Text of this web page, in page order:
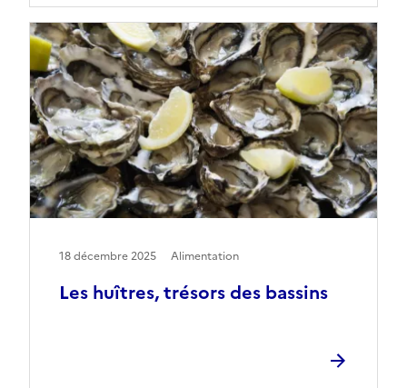
Les huîtres, trésors des bassins
18 décembre 2025 Alimentation